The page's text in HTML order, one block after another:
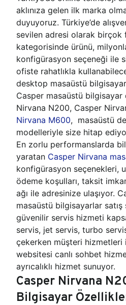
aklınıza gelen ilk marka
duyuyoruz. Türkiye’de
sevilen adresi olarak birçok
kategorisinde ürünü,
konfigürasyon seçeneği ile
ofiste rahatlıkla
desktop masaüstü
Casper masaüstü
Nirvana N200, Casper
Nirvana M600, masaüstü
modelleriyle size hitap
En zorlu performanslarda
yaratan Casper Nirvana
konfigürasyon seçenekleri,
ödeme koşulları, taksit
ağı ile adresinize ulaşıyor.
masaüstü bilgisayarlar satış
güvenilir servis hizmeti
servis, jet servis, turbo
çekerken müşteri hizmetleri
websitesi canlı sohbet
ayrıcalıklı hizmet sunuyor.
Casper Nirvana
Bilgisayar